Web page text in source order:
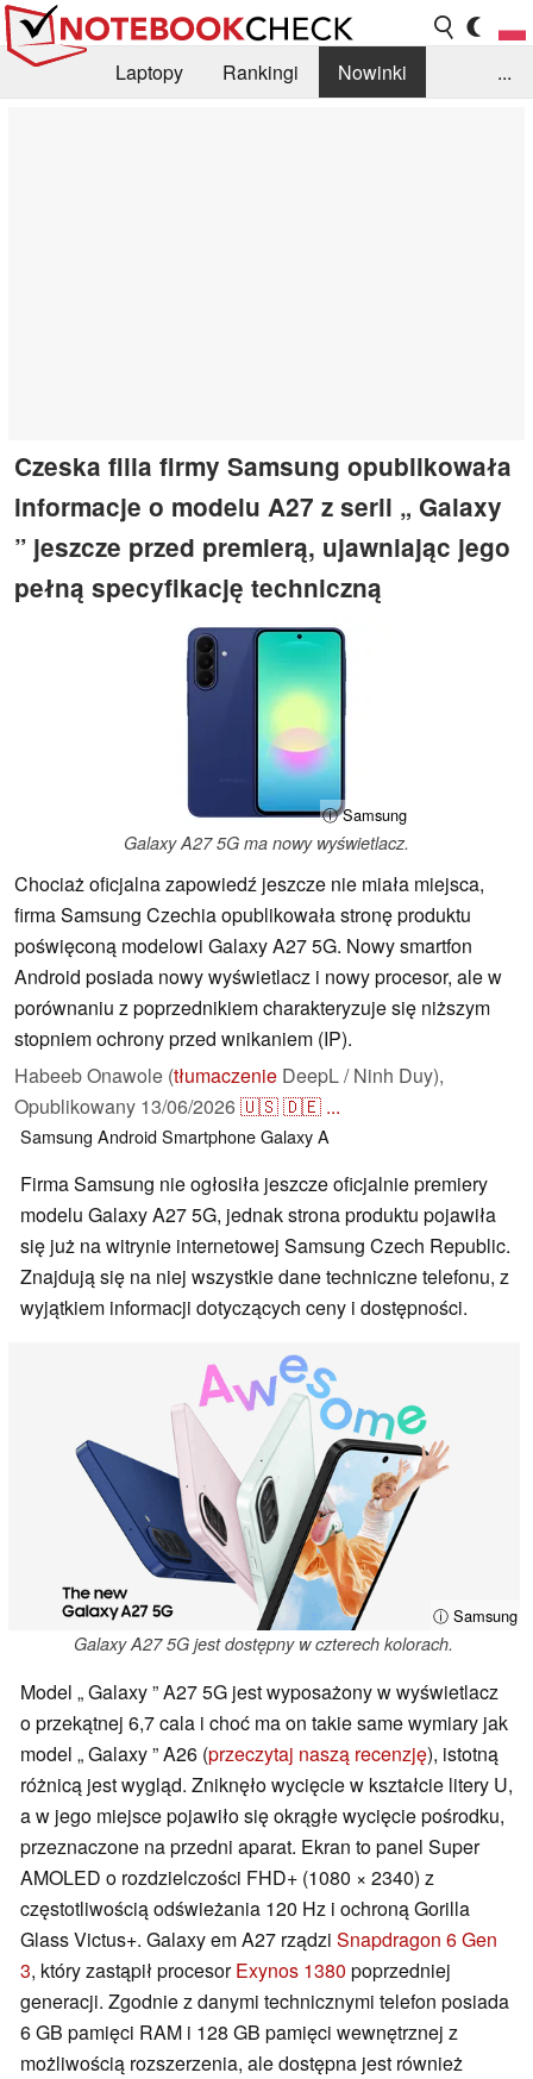
Laptopy Rankingi
Nowinki
...
Czeska filia firmy Samsung opublikowała
informacje o modelu A27 z serii „ Galaxy
” jeszcze przed premierą, ujawniając jego
pełną specyfikację techniczną
ⓘ Samsung
Galaxy A27 5G ma nowy wyświetlacz.
Chociaż oficjalna zapowiedź jeszcze nie miała miejsca,
firma Samsung Czechia opublikowała stronę produktu
poświęconą modelowi Galaxy A27 5G. Nowy smartfon
Android posiada nowy wyświetlacz i nowy procesor, ale w
porównaniu z poprzednikiem charakteryzuje się niższym
stopniem ochrony przed wnikaniem (IP).
Habeeb Onawole (tłumaczenie DeepL / Ninh Duy),
Opublikowany 13/06/2026🇺🇸🇩🇪 ...
Samsung AndroidSmartphoneGalaxy A
Firma Samsung nie ogłosiła jeszcze oficjalnie premiery
modelu Galaxy A27 5G, jednak strona produktu pojawiła
się już na witrynie internetowej Samsung Czech Republic.
Znajdują się na niej wszystkie dane techniczne telefonu, z
wyjątkiem informacji dotyczących ceny i dostępności.
ⓘ Samsung
Galaxy A27 5G jest dostępny w czterech kolorach.
Model „ Galaxy ” A27 5G jest wyposażony w wyświetlacz
o przekątnej 6,7 cala i choć ma on takie same wymiary jak
model „ Galaxy ” A26 (przeczytaj naszą recenzję), istotną
różnicą jest wygląd. Zniknęło wycięcie w kształcie litery U,
a w jego miejsce pojawiło się okrągłe wycięcie pośrodku,
przeznaczone na przedni aparat. Ekran to panel Super
AMOLED o rozdzielczości FHD+ (1080 × 2340) z
częstotliwością odświeżania 120 Hz i ochroną Gorilla
Glass Victus+. Galaxy em A27 rządzi Snapdragon 6 Gen
3, który zastąpił procesorExynos 1380 poprzedniej
generacji. Zgodnie z danymi technicznymi telefon posiada
6 GB pamięci RAM i 128 GB pamięci wewnętrznej z
możliwością rozszerzenia, ale dostępna jest również